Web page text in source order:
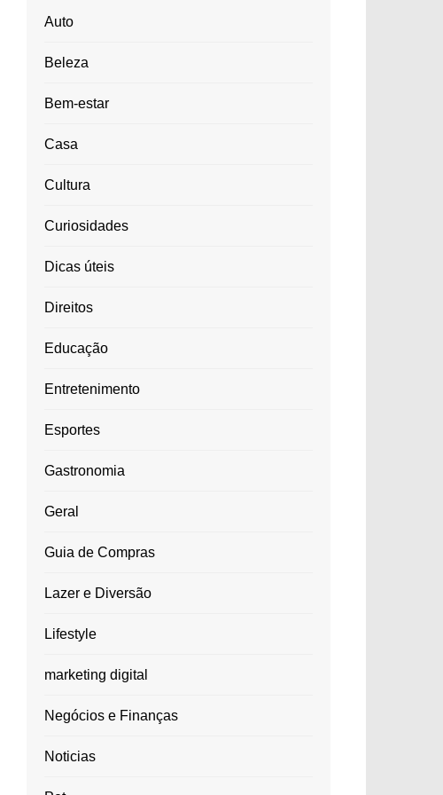
Auto
Beleza
Bem-estar
Casa
Cultura
Curiosidades
Dicas úteis
Direitos
Educação
Entretenimento
Esportes
Gastronomia
Geral
Guia de Compras
Lazer e Diversão
Lifestyle
marketing digital
Negócios e Finanças
Noticias